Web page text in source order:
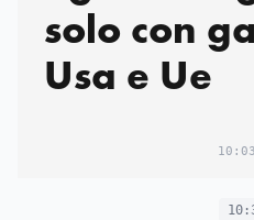
solo con
Usa e Ue
10:03